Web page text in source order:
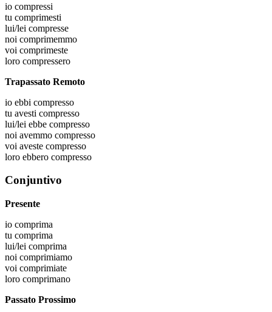
io compressi
tu comprimesti
lui/lei compresse
noi comprimemmo
voi comprimeste
loro compressero
Trapassato Remoto
io ebbi compresso
tu avesti compresso
lui/lei ebbe compresso
noi avemmo compresso
voi aveste compresso
loro ebbero compresso
Conjuntivo
Presente
io comprima
tu comprima
lui/lei comprima
noi comprimiamo
voi comprimiate
loro comprimano
Passato Prossimo